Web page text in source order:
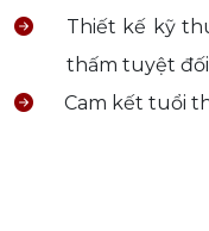
Thiết kế kỹ
thấm tuyệt đối
Cam kết tuổi